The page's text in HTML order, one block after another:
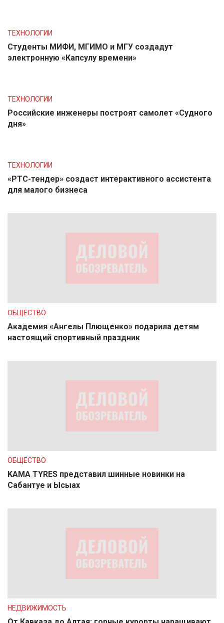
ТЕХНОЛОГИИ
Студенты МИФИ, МГИМО и МГУ создадут
электронную «Капсулу времени»
ТЕХНОЛОГИИ
Российские инженеры построят самолет «Судного
дня»
ТЕХНОЛОГИИ
«РТС-тендер» создаст интерактивного ассистента
для малого бизнеса
ОБЩЕСТВО
Академия «Ангелы Плющенко» подарила детям
настоящий спортивный праздник
ОБЩЕСТВО
KAMA TYRES представил шинные новинки на
Сабантуе и Ысыах
НЕДВИЖИМОСТЬ